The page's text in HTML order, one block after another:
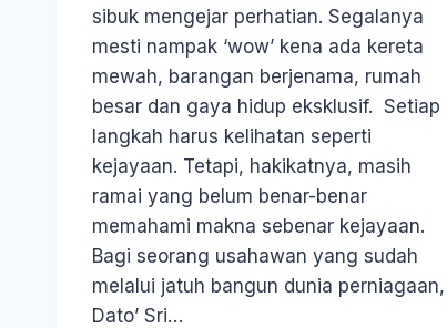
sibuk mengejar perhatian. Segalanya
mesti nampak ‘wow’ kena ada kereta
mewah, barangan berjenama, rumah
besar dan gaya hidup eksklusif. Setiap
langkah harus kelihatan seperti
kejayaan. Tetapi, hakikatnya, masih
ramai yang belum benar-benar
memahami makna sebenar kejayaan.
Bagi seorang usahawan yang sudah
melalui jatuh bangun dunia perniagaan,
Dato’ Sri…